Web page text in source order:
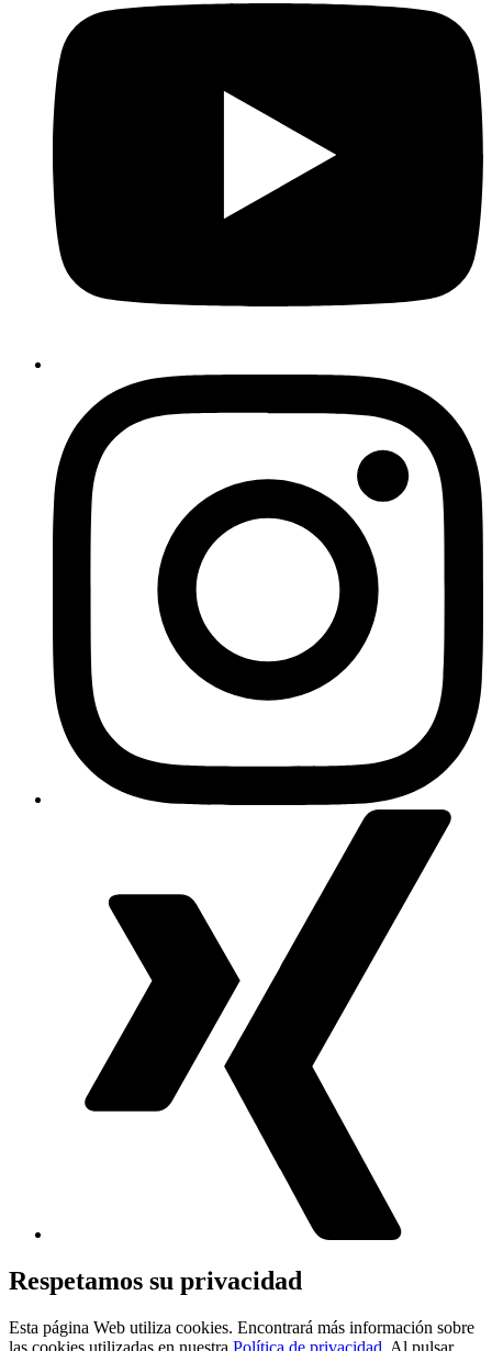
Respetamos su privacidad
Esta página Web utiliza cookies. Encontrará más información sobre
las cookies utilizadas en nuestra Política de privacidad . Al pulsar